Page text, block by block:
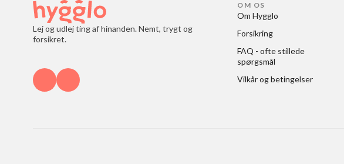
Lej og udlej ting af hinanden. Nemt, trygt og
forsikret.
OM OS
Om Hygglo
Forsikring
FAQ - ofte stillede
spørgsmål
Vilkår og betingelser